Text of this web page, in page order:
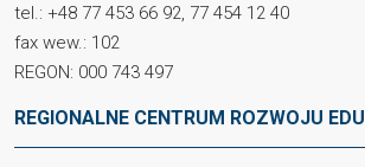
tel.: +48 77 453 66 92, 77 454 12 40
fax wew.: 102
REGON: 000 743 497
REGIONALNE CENTRUM ROZWOJU